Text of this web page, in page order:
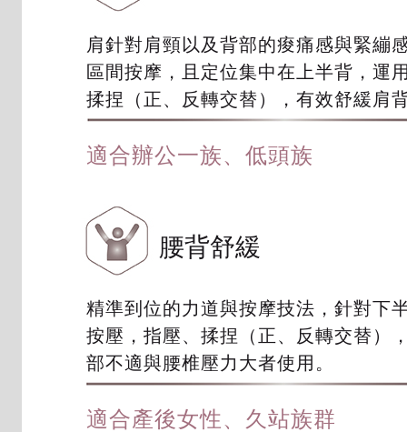
肩針對肩頸以及背部的痠痛感與緊繃
區間按摩，且定位集中在上半背，運
揉捏（正、反轉交替），有效舒緩肩
適合辦公一族、低頭族
腰背舒緩
精準到位的力道與按摩技法，針對下
按壓，指壓、揉捏（正、反轉交替）
部不適與腰椎壓力大者使用。
適合產後女性、久站族群